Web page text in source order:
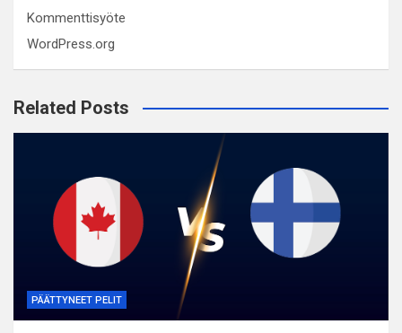
Kommenttisyöte
WordPress.org
Related Posts
PÄÄTTYNEET PELIT